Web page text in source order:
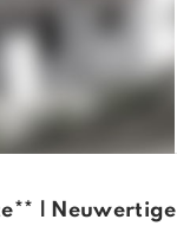
| Neuwertige